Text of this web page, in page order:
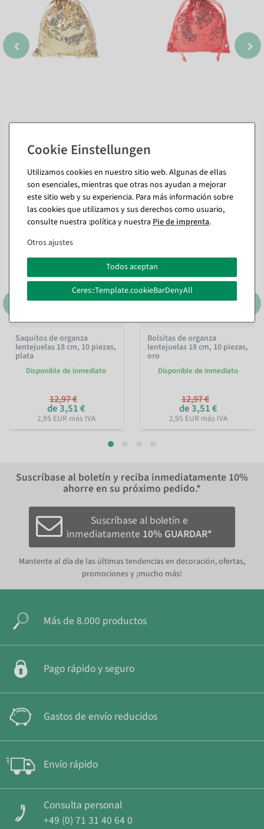
También te puede gustar (8)
%
Saquitos de organza
lentejuelas 18 cm, 10 piezas,
plata
Disponible de inmediato
12,97 €
de 3,51 €
2,95 EUR más IVA
Bolsitas de organza
lentejuelas 18 cm, 10 piezas,
oro
Disponible de inmediato
12,97 €
de 3,51 €
2,95 EUR más IVA
Suscríbase al boletín y reciba inmediatamente 10%
ahorre en su próximo pedido.*
Suscríbase al boletín e
inmediatamente 10% GUARDAR*
Mantente al día de las últimas tendencias en decoración, ofertas,
promociones y ¡mucho más!
Más de 8.000 productos
Pago rápido y seguro
Gastos de envío reducidos
Envío rápido
Consulta personal
+49 (0) 71 31 40 64 0
Utilizamos cookies en nuestro sitio web. Algunas de ellas
son esenciales, mientras que otras nos ayudan a mejorar
este sitio web y su experiencia. Para más información sobre
las cookies que utilizamos y sus derechos como usuario,
consulte nuestra :política y nuestra Pie de imprenta.
Otros ajustes
Todos aceptan
Ceres::Template.cookieBarDenyAll